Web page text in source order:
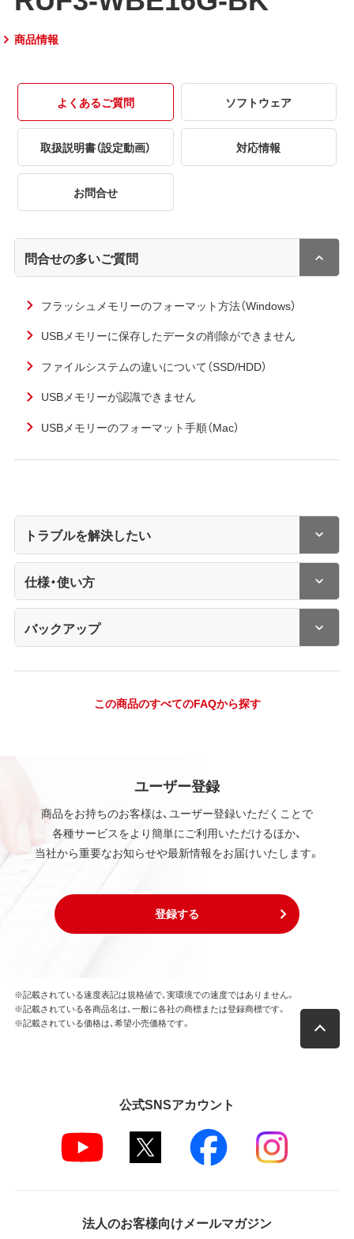
商品情報
よくあるご質問 ソフトウェア
取扱説明書（設定動画） 対応情報
お問合せ
問合せの多いご質問
フラッシュメモリーのフォーマット方法（Windows）
USBメモリーに保存したデータの削除ができません
ファイルシステムの違いについて（SSD/HDD）
USBメモリーが認識できません
USBメモリーのフォーマット手順（Mac）
トラブルを解決したい
仕様・使い方
バックアップ
この商品のすべてのFAQから探す
ユーザー登録
商品をお持ちのお客様は、ユーザー登録いただくことで
各種サービスをより簡単にご利用いただけるほか、
当社から重要なお知らせや最新情報をお届けいたします。
登録する
※記載されている速度表記は規格値で、実環境での速度ではありません。
※記載されている各商品名は、一般に各社の商標または登録商標です。
※記載されている価格は、希望小売価格です。
公式SNSアカウント
法人のお客様向けメールマガジン